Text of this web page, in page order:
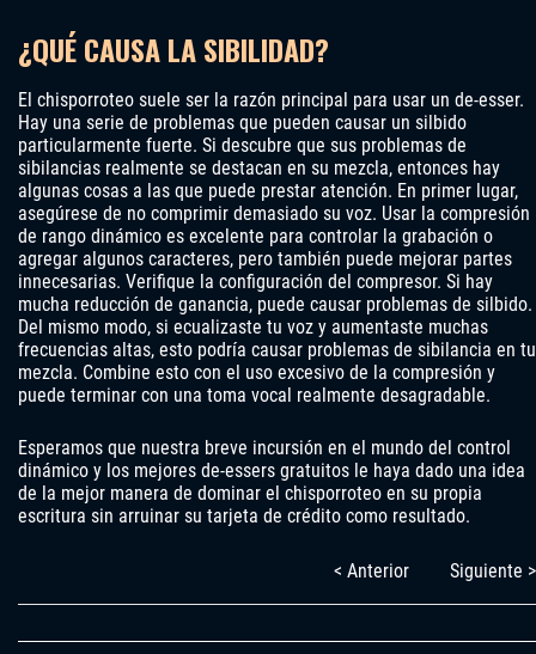
¿QUÉ CAUSA LA SIBILIDAD?
El chisporroteo suele ser la razón principal para usar un de-esser.
Hay una serie de problemas que pueden causar un silbido
particularmente fuerte. Si descubre que sus problemas de
sibilancias realmente se destacan en su mezcla, entonces hay
algunas cosas a las que puede prestar atención. En primer lugar,
asegúrese de no comprimir demasiado su voz. Usar la compresión
de rango dinámico es excelente para controlar la grabación o
agregar algunos caracteres, pero también puede mejorar partes
innecesarias. Verifique la configuración del compresor. Si hay
mucha reducción de ganancia, puede causar problemas de silbido.
Del mismo modo, si ecualizaste tu voz y aumentaste muchas
frecuencias altas, esto podría causar problemas de sibilancia en tu
mezcla. Combine esto con el uso excesivo de la compresión y
puede terminar con una toma vocal realmente desagradable.
Esperamos que nuestra breve incursión en el mundo del control
dinámico y los mejores de-essers gratuitos le haya dado una idea
de la mejor manera de dominar el chisporroteo en su propia
escritura sin arruinar su tarjeta de crédito como resultado.
< Anterior Siguiente >